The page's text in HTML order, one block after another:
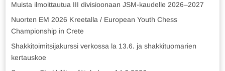
Muista ilmoittautua III divisioonaan JSM-kaudelle 2026–2027
Nuorten EM 2026 Kreetalla / European Youth Chess
Championship in Crete
Shakkitoimitsijakurssi verkossa la 13.6. ja shakkituomarien
kertauskoe